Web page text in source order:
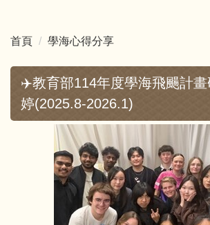
首頁 學海心得分享
✈️教育部114年度學海飛颺計
婷(2025.8-2026.1)